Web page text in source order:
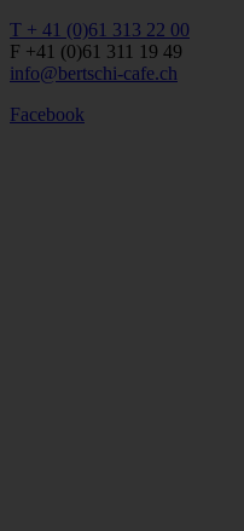
T + 41 (0)61 313 22 00
F +41 (0)61 311 19 49
info@bertschi-cafe.ch
Facebook